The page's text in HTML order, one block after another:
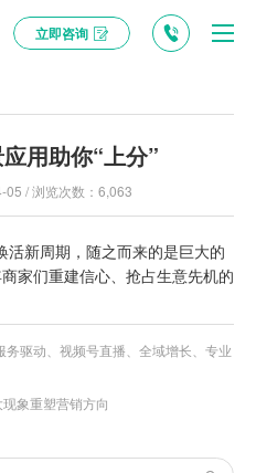
立即咨询
用助你“上分”
05 / 浏览次数：6,063
新周期，随之而来的是巨大的
家们重建信心、抢占生意先机的
驱动、视频号直播、全域增长、专业
象重塑营销方向